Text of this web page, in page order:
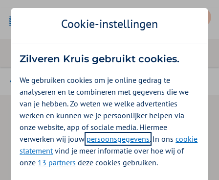
Magazine
Cookie-instellingen
Zilveren Kruis gebruikt cookies.
We gebruiken cookies om je online gedrag te
analyseren en te combineren met gegevens die we
van je hebben. Zo weten we welke advertenties
werken en kunnen we je persoonlijker helpen via
onze website, app of sociale media. Hiermee
verwerken wij jouw persoonsgegevens. In onscookie
statementvind je meer informatie over hoe wij of
onze 13 partners deze cookies gebruiken.